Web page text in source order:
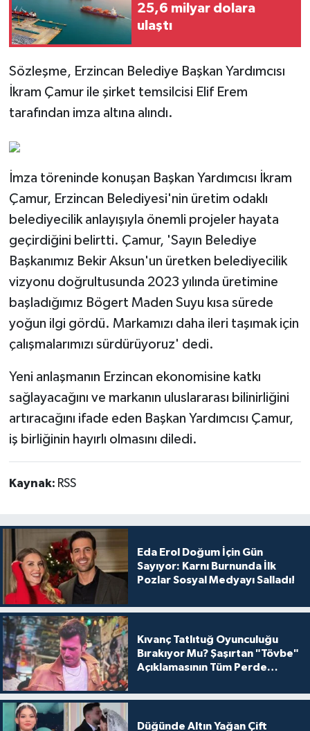
25,6 milyar dolara
ulaştı
Sözleşme, Erzincan Belediye Başkan Yardımcısı
İkram Çamur ile şirket temsilcisi Elif Erem
tarafından imza altına alındı.
İmza töreninde konuşan Başkan Yardımcısı İkram
Çamur, Erzincan Belediyesi'nin üretim odaklı
belediyecilik anlayışıyla önemli projeler hayata
geçirdiğini belirtti. Çamur, 'Sayın Belediye
Başkanımız Bekir Aksun'un üretken belediyecilik
vizyonu doğrultusunda 2023 yılında üretimine
başladığımız Bögert Maden Suyu kısa sürede
yoğun ilgi gördü. Markamızı daha ileri taşımak için
çalışmalarımızı sürdürüyoruz' dedi.
Yeni anlaşmanın Erzincan ekonomisine katkı
sağlayacağını ve markanın uluslararası bilinirliğini
artıracağını ifade eden Başkan Yardımcısı Çamur,
iş birliğinin hayırlı olmasını diledi.
Kaynak: RSS
Eda Erol Doğum İçin Gün
Sayıyor: Karnı Burnunda İlk
Pozlar Sosyal Medyayı Salladı!
Kıvanç Tatlıtuğ Oyunculuğu
Bırakıyor Mu? Şaşırtan "Tövbe"
Açıklamasının Tüm Perde
Düğünde Altın Yağan Çift